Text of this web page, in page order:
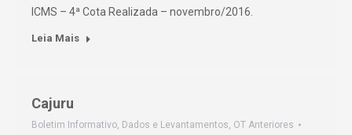
ICMS – 4ª Cota Realizada – novembro/2016.
Leia Mais
Cajuru
Boletim Informativo, Dados e Levantamentos, OT Anteriores